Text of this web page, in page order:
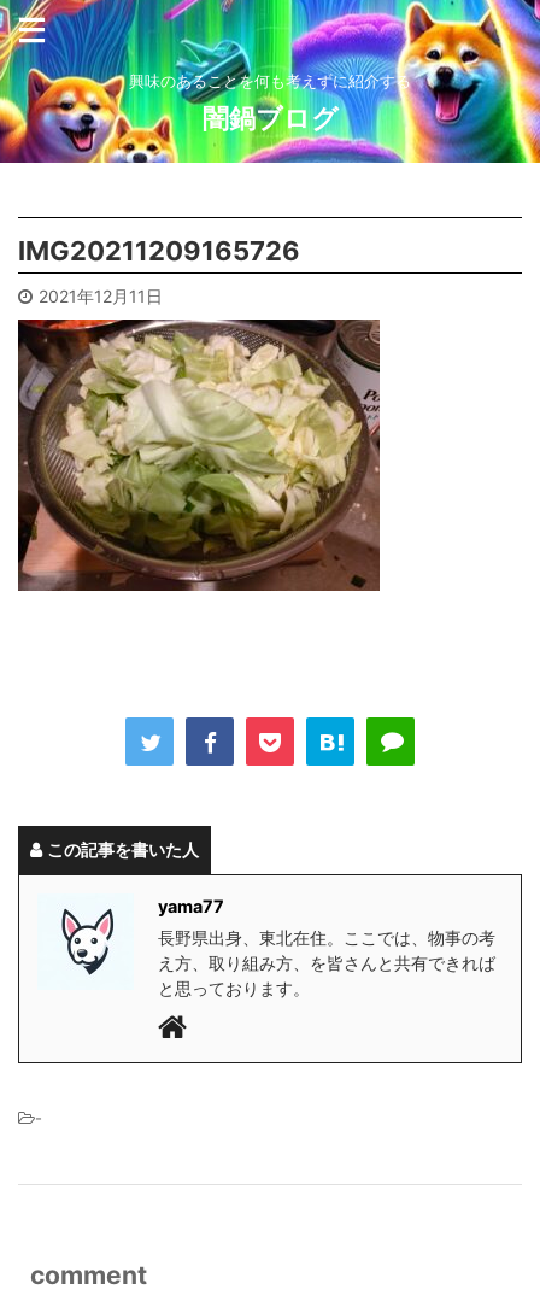
興味のあることを何も考えずに紹介する
闇鍋ブログ
IMG20211209165726
2021年12月11日
この記事を書いた人
yama77
長野県出身、東北在住。ここでは、物事の考
え方、取り組み方、を皆さんと共有できれば
と思っております。
-
comment